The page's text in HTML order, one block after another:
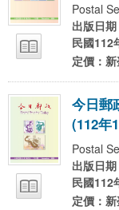
Postal
出版日期
民國112
定價：
今日郵
(112年1
Postal
出版日期
民國112
定價：